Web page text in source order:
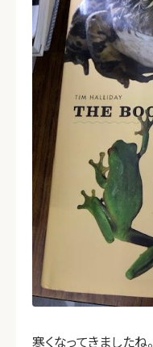
寒くなってきましたね。